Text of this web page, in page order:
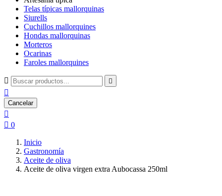
Telas típicas mallorquinas
Siurells
Cuchillos mallorquines
Hondas mallorquinas
Morteros
Ocarinas
Faroles mallorquines
 

Cancelar

 0
Inicio
Gastronomía
Aceite de oliva
Aceite de oliva virgen extra Aubocassa 250ml